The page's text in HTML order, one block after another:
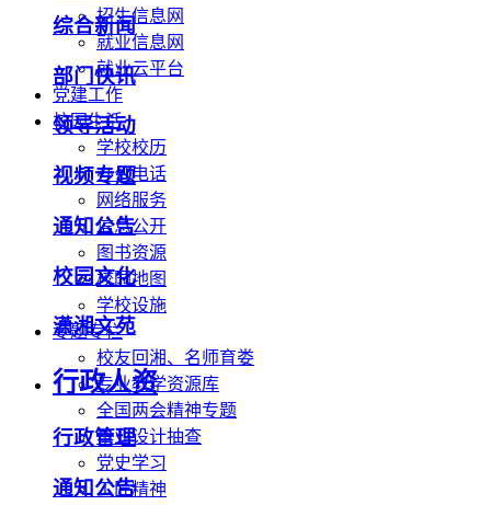
招生信息网
就业信息网
就业云平台
党建工作
校园生活
学校校历
办公电话
网络服务
信息公开
图书资源
校园地图
学校设施
专题专栏
校友回湘、名师育娄
专业教学资源库
全国两会精神专题
毕业设计抽查
党史学习
工匠精神
综合新闻
部门快讯
领导活动
视频专题
通知公告
校园文化
潇湘文苑
行政人资
行政管理
通知公告